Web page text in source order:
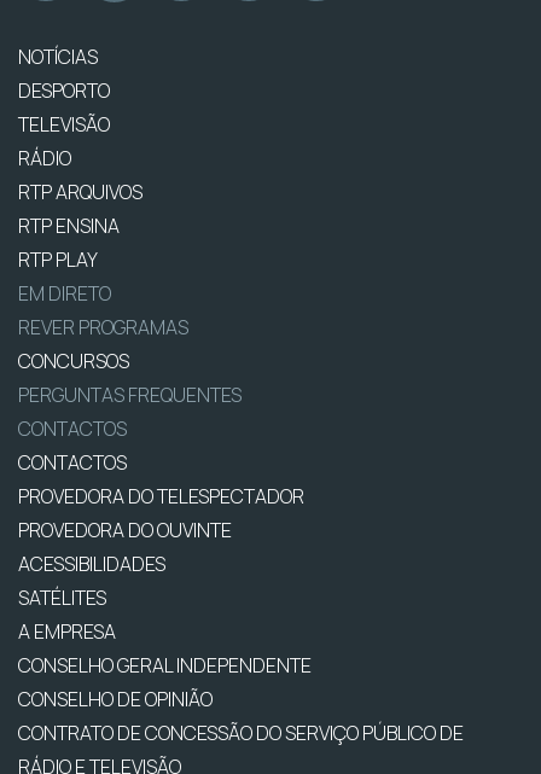
NOTÍCIAS
DESPORTO
TELEVISÃO
RÁDIO
RTP ARQUIVOS
RTP ENSINA
RTP PLAY
EM DIRETO
REVER PROGRAMAS
CONCURSOS
PERGUNTAS FREQUENTES
CONTACTOS
CONTACTOS
PROVEDORA DO TELESPECTADOR
PROVEDORA DO OUVINTE
ACESSIBILIDADES
SATÉLITES
A EMPRESA
CONSELHO GERAL INDEPENDENTE
CONSELHO DE OPINIÃO
CONTRATO DE CONCESSÃO DO SERVIÇO PÚBLICO DE
RÁDIO E TELEVISÃO